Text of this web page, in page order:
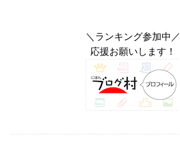
＼ランキング参加中／
応援お願いします！